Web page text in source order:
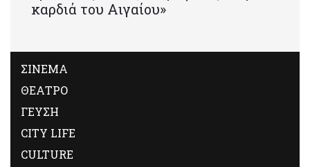
καρδιά του Αιγαίου»
ΣΙΝΕΜΑ
ΘΕΑΤΡΟ
ΓΕΥΣΗ
CITY LIFE
CULTURE